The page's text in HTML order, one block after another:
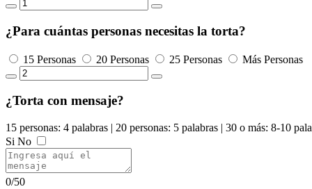
¿Para cuántas personas necesitas la torta?
15 Personas 20 Personas 25 Personas Más Personas
¿Torta con mensaje?
15 personas: 4 palabras | 20 personas: 5 palabras | 30 o más: 8-10
Si No
0/50